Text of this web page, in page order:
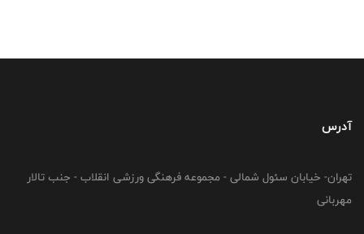
آدرس
تهران- خیابان سئول شمالی - مجموعه فرهنگی ورزشی انقلاب - جنب تالار
مهربانی